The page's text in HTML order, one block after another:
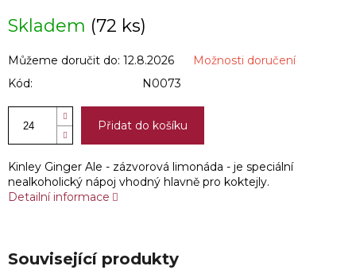
cena:
Skladem (72 ks)
Můžeme doručit do: 12.8.2026
Možnosti doručení
Kód:
N0073
Přidat do košíku
Kinley Ginger Ale - zázvorová limonáda - je speciální
nealkoholický nápoj vhodný hlavně pro koktejly.
Detailní informace
Související produkty